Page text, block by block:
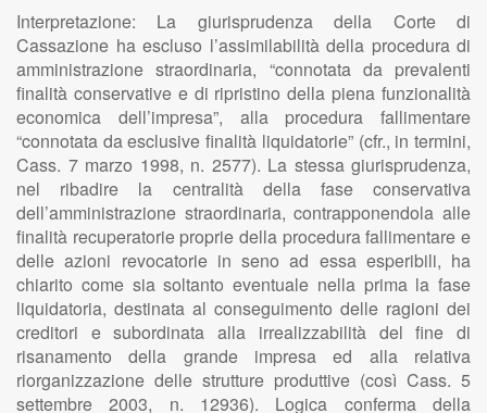
Interpretazione: La giurisprudenza della Corte di
Cassazione ha escluso l’assimilabilità della procedura di
amministrazione straordinaria, “connotata da prevalenti
finalità conservative e di ripristino della piena funzionalità
economica dell’impresa”, alla procedura fallimentare
“connotata da esclusive finalità liquidatorie” (cfr., in termini,
Cass. 7 marzo 1998, n. 2577). La stessa giurisprudenza,
nel ribadire la centralità della fase conservativa
dell’amministrazione straordinaria, contrapponendola alle
finalità recuperatorie proprie della procedura fallimentare e
delle azioni revocatorie in seno ad essa esperibili, ha
chiarito come sia soltanto eventuale nella prima la fase
liquidatoria, destinata al conseguimento delle ragioni dei
creditori e subordinata alla irrealizzabilità del fine di
risanamento della grande impresa ed alla relativa
riorganizzazione delle strutture produttive (così Cass. 5
settembre 2003, n. 12936). Logica conferma della